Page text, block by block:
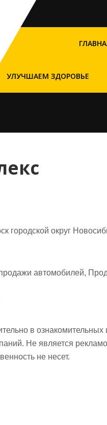
УЛУЧШАЕМ ЗДОРОВЬЕ
городской округ
автомобилей,
в
Не является
не несет.